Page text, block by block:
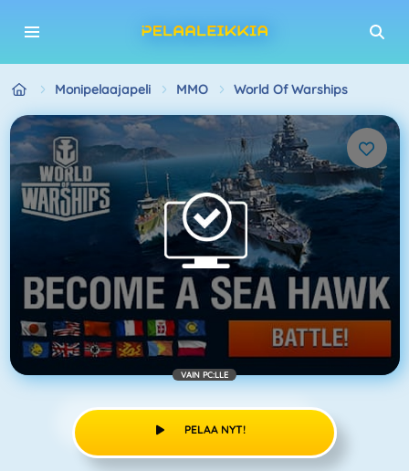
Monipelaajapeli MMO World Of Warships
VAIN PC:LLE
PELAA NYT!